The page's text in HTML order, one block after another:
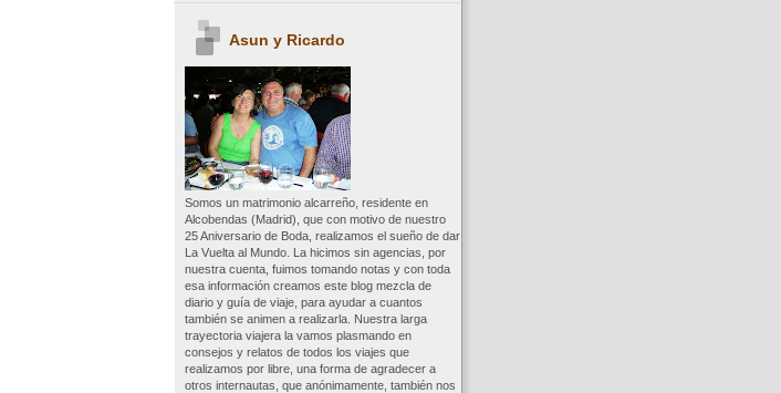
Asun y Ricardo
Somos un matrimonio alcarreño, residente en
Alcobendas (Madrid), que con motivo de nuestro
25 Aniversario de Boda, realizamos el sueño de dar
La Vuelta al Mundo. La hicimos sin agencias, por
nuestra cuenta, fuimos tomando notas y con toda
esa información creamos este blog mezcla de
diario y guía de viaje, para ayudar a cuantos
también se animen a realizarla. Nuestra larga
trayectoria viajera la vamos plasmando en
consejos y relatos de todos los viajes que
realizamos por libre, una forma de agradecer a
otros internautas, que anónimamente, también nos